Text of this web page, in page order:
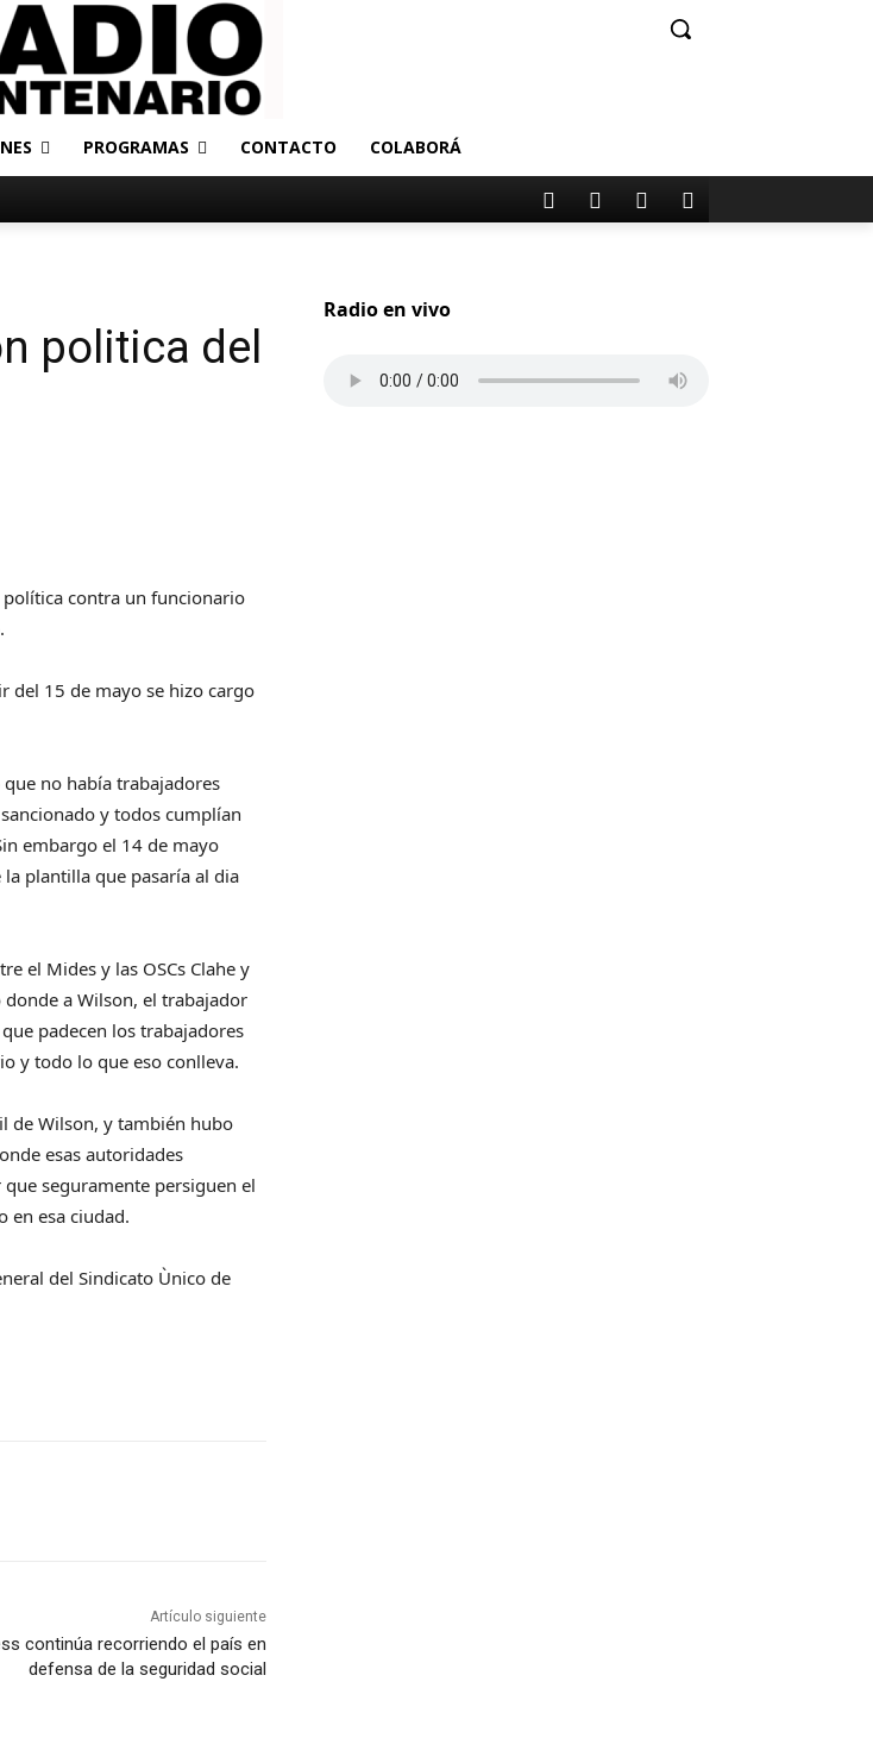
PROGRAMAS CONTACTO COLABORÁ
politica del
política contra un funcionario
del 15 de mayo se hizo cargo
no había trabajadores
y todos cumplían
embargo el 14 de mayo
la plantilla que pasaría al dia
el Mides y las OSCs Clahe y
donde a Wilson, el trabajador
padecen los trabajadores
y todo lo que eso conlleva.
de Wilson, y también hubo
esas autoridades
seguramente persiguen el
en esa ciudad.
del Sindicato Ùnico de
Artículo siguiente
continúa recorriendo el país en
defensa de la seguridad social
Radio en vivo